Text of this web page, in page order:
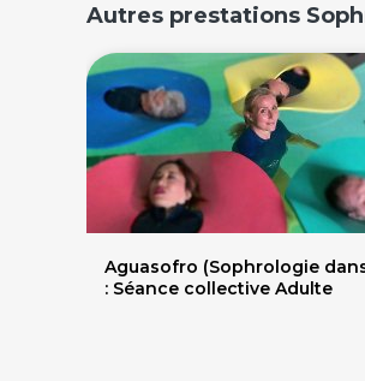
Autres prestations
Aguasofro (Sophrologie
: Séance collective Adulte